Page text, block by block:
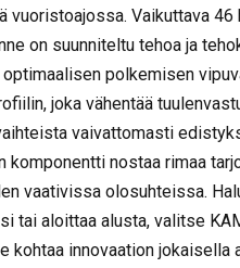
vuoristoajossa. Vaikuttava 46
on suunniteltu tehoa ja
optimaalisen polkemisen
joka vähentää
vaivattomasti
komponentti nostaa rimaa
vaativissa olosuhteissa.
tai aloittaa alusta, valitse
kohtaa innovaation jokaisella